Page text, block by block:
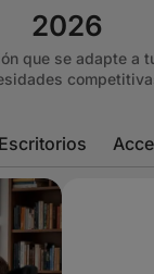
2026
que se adapte a
Escritorios